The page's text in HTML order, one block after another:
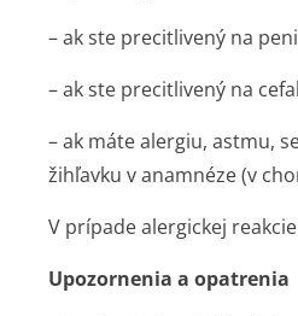
– ak ste precitlivený na
– ak ste precitlivený na
– ak máte alergiu, astmu,
žihľavku v anamnéze (v
V prípade alergickej
Upozornenia a opatrenia